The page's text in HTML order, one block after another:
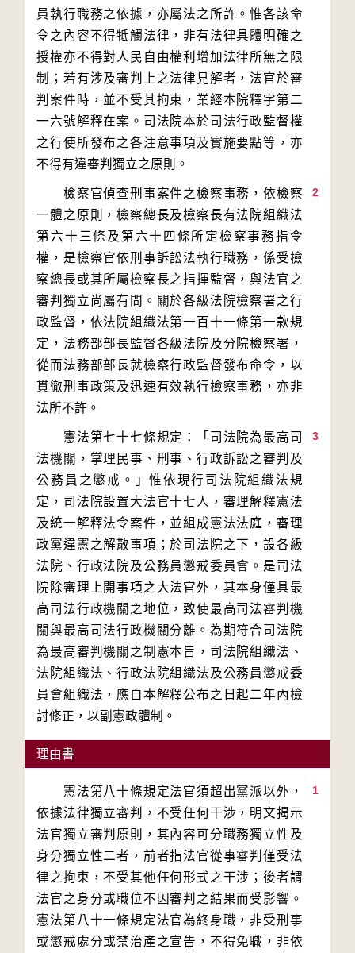
員執行職務之依據，亦屬法之所許。惟各該命
令之內容不得牴觸法律，非有法律具體明確之
授權亦不得對人民自由權利增加法律所無之限
制；若有涉及審判上之法律見解者，法官於審
判案件時，並不受其拘束，業經本院釋字第二
一六號解釋在案。司法院本於司法行政監督權
之行使所發布之各注意事項及實施要點等，亦
2
檢察官偵查刑事案件之檢察事務，依檢察
一體之原則，檢察總長及檢察長有法院組織法
第六十三條及第六十四條所定檢察事務指令
權，是檢察官依刑事訴訟法執行職務，係受檢
察總長或其所屬檢察長之指揮監督，與法官之
審判獨立尚屬有間。關於各級法院檢察署之行
政監督，依法院組織法第一百十一條第一款規
定，法務部部長監督各級法院及分院檢察署，
從而法務部部長就檢察行政監督發布命令，以
貫徹刑事政策及迅速有效執行檢察事務，亦非
3
憲法第七十七條規定：「司法院為最高司
法機關，掌理民事、刑事、行政訴訟之審判及
公務員之懲戒。」惟依現行司法院組織法規
定，司法院設置大法官十七人，審理解釋憲法
及統一解釋法令案件，並組成憲法法庭，審理
政黨違憲之解散事項；於司法院之下，設各級
法院、行政法院及公務員懲戒委員會。是司法
院除審理上開事項之大法官外，其本身僅具最
高司法行政機關之地位，致使最高司法審判機
關與最高司法行政機關分離。為期符合司法院
為最高審判機關之制憲本旨，司法院組織法、
法院組織法、行政法院組織法及公務員懲戒委
員會組織法，應自本解釋公布之日起二年內檢
理由書
1
憲法第八十條規定法官須超出黨派以外，
依據法律獨立審判，不受任何干涉，明文揭示
法官獨立審判原則，其內容可分職務獨立性及
身分獨立性二者，前者指法官從事審判僅受法
律之拘束，不受其他任何形式之干涉；後者謂
法官之身分或職位不因審判之結果而受影響。
憲法第八十一條規定法官為終身職，非受刑事
或懲戒處分或禁治產之宣告，不得免職，非依